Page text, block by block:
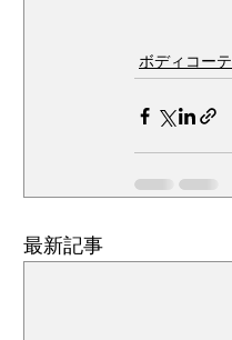
ボディコー
最新記事